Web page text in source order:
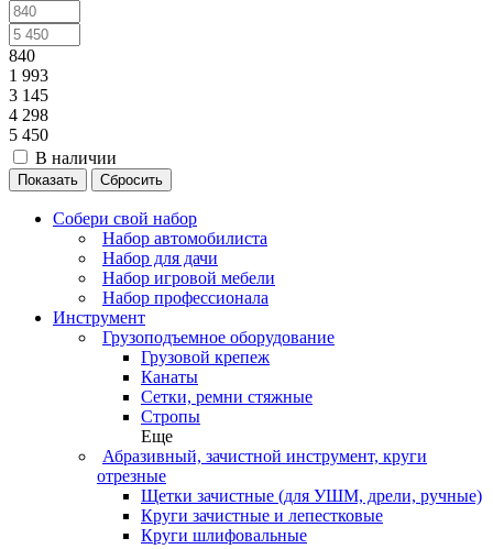
840
1 993
3 145
4 298
5 450
В наличии
Сбросить
Собери свой набор
Набор автомобилиста
Набор для дачи
Набор игровой мебели
Набор профессионала
Инструмент
Грузоподъемное оборудование
Грузовой крепеж
Канаты
Сетки, ремни стяжные
Стропы
Еще
Абразивный, зачистной инструмент, круги
отрезные
Щетки зачистные (для УШМ, дрели, ручные)
Круги зачистные и лепестковые
Круги шлифовальные